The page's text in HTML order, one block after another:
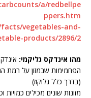
a/redbellpe
ppers.htm
vegetables-and-
products/2896/2
מהו אינדקס גליקמי:
הפחמימות שבמזון על רמת
(בדרך כלל גלוקוז)
מזונות שונים מכילים כמויות